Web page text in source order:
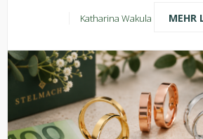
Katharina Wakula MEHR